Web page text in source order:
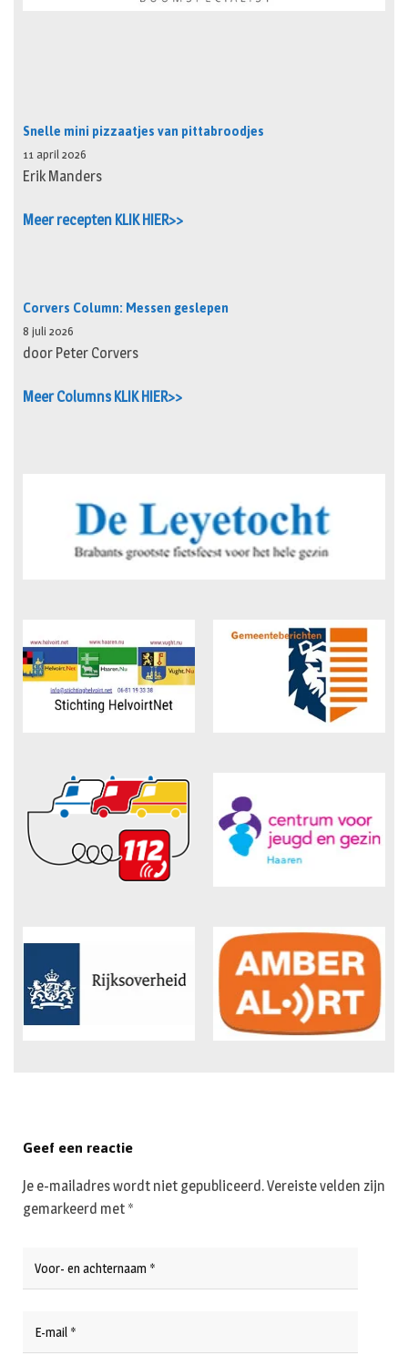
Snelle mini pizzaatjes van pittabroodjes
11 april 2026
Erik Manders
Meer recepten KLIK HIER>>
Corvers Column: Messen geslepen
8 juli 2026
door Peter Corvers
Meer Columns KLIK HIER>>
Geef een reactie
Je e-mailadres wordt niet gepubliceerd.Vereiste velden zijn
gemarkeerd met *